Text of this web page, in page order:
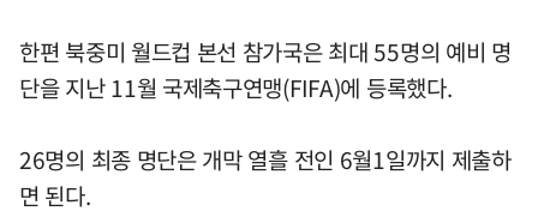
한편 북중미 월드컵 본선 참가국은 최대 55명의 예비 명
단을 지난 11월 국제축구연맹(FIFA)에 등록했다.
26명의 최종 명단은 개막 열흘 전인 6월1일까지 제출하
면 된다.